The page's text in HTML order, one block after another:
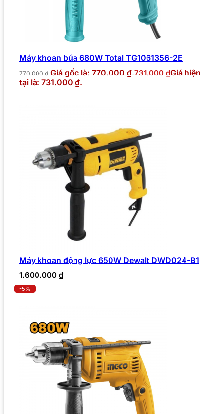
Máy khoan búa 680W Total TG1061356-2E
770.000₫ Giá gốc là: 770.000 ₫.731.000 ₫Giá hiện
tại là: 731.000 ₫.
Máy khoan động lực 650W Dewalt DWD024-B1
1.600.000 ₫
-5%